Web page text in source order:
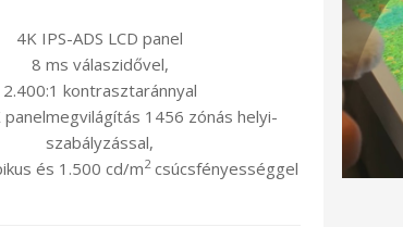
4K IPS-ADS LCD panel
8 ms válaszidővel,
2.400:1 kontrasztaránnyal
panelmegvilágítás 1456 zónás helyi-
szabályzással,
és 1.500 cd/m2csúcsfényességgel